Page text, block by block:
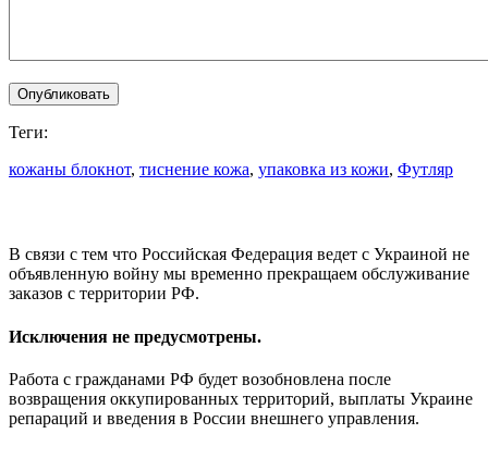
Теги:
кожаны блокнот, тиснение кожа, упаковка из кожи, Футляр
В связи с тем что Российская Федерация ведет с Украиной не
объявленную войну мы временно прекращаем обслуживание
заказов с территории РФ.
Исключения не предусмотрены.
Работа с гражданами РФ будет возобновлена после
возвращения оккупированных территорий, выплаты Украине
репараций и введения в России внешнего управления.